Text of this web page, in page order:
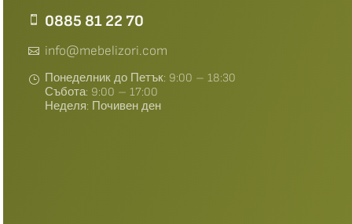
0885 81 22 70
info@mebelizori.com
Понеделник до Петък: 9:00 – 18:30
Събота: 9:00 – 17:00
Неделя: Почивен ден